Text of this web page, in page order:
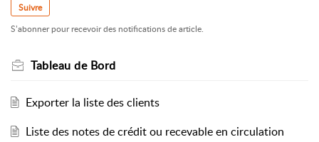
Suivre
S’abonner pour recevoir des notifications de article.
Tableau de Bord
Exporter la liste des clients
Liste des notes de crédit ou recevable en circulation